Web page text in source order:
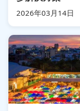
2026年03月14日